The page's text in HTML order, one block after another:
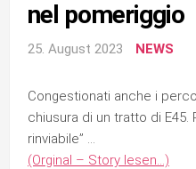
nel pomeriggio
25. August 2023 NEWS
Congestionati anche i
chiusura di un tratto di E45.
rinviabile” …
(Orginal – Story lesen…)